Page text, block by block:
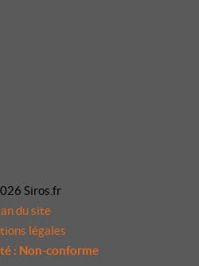
Siros.fr
du site
légales
: Non-conforme